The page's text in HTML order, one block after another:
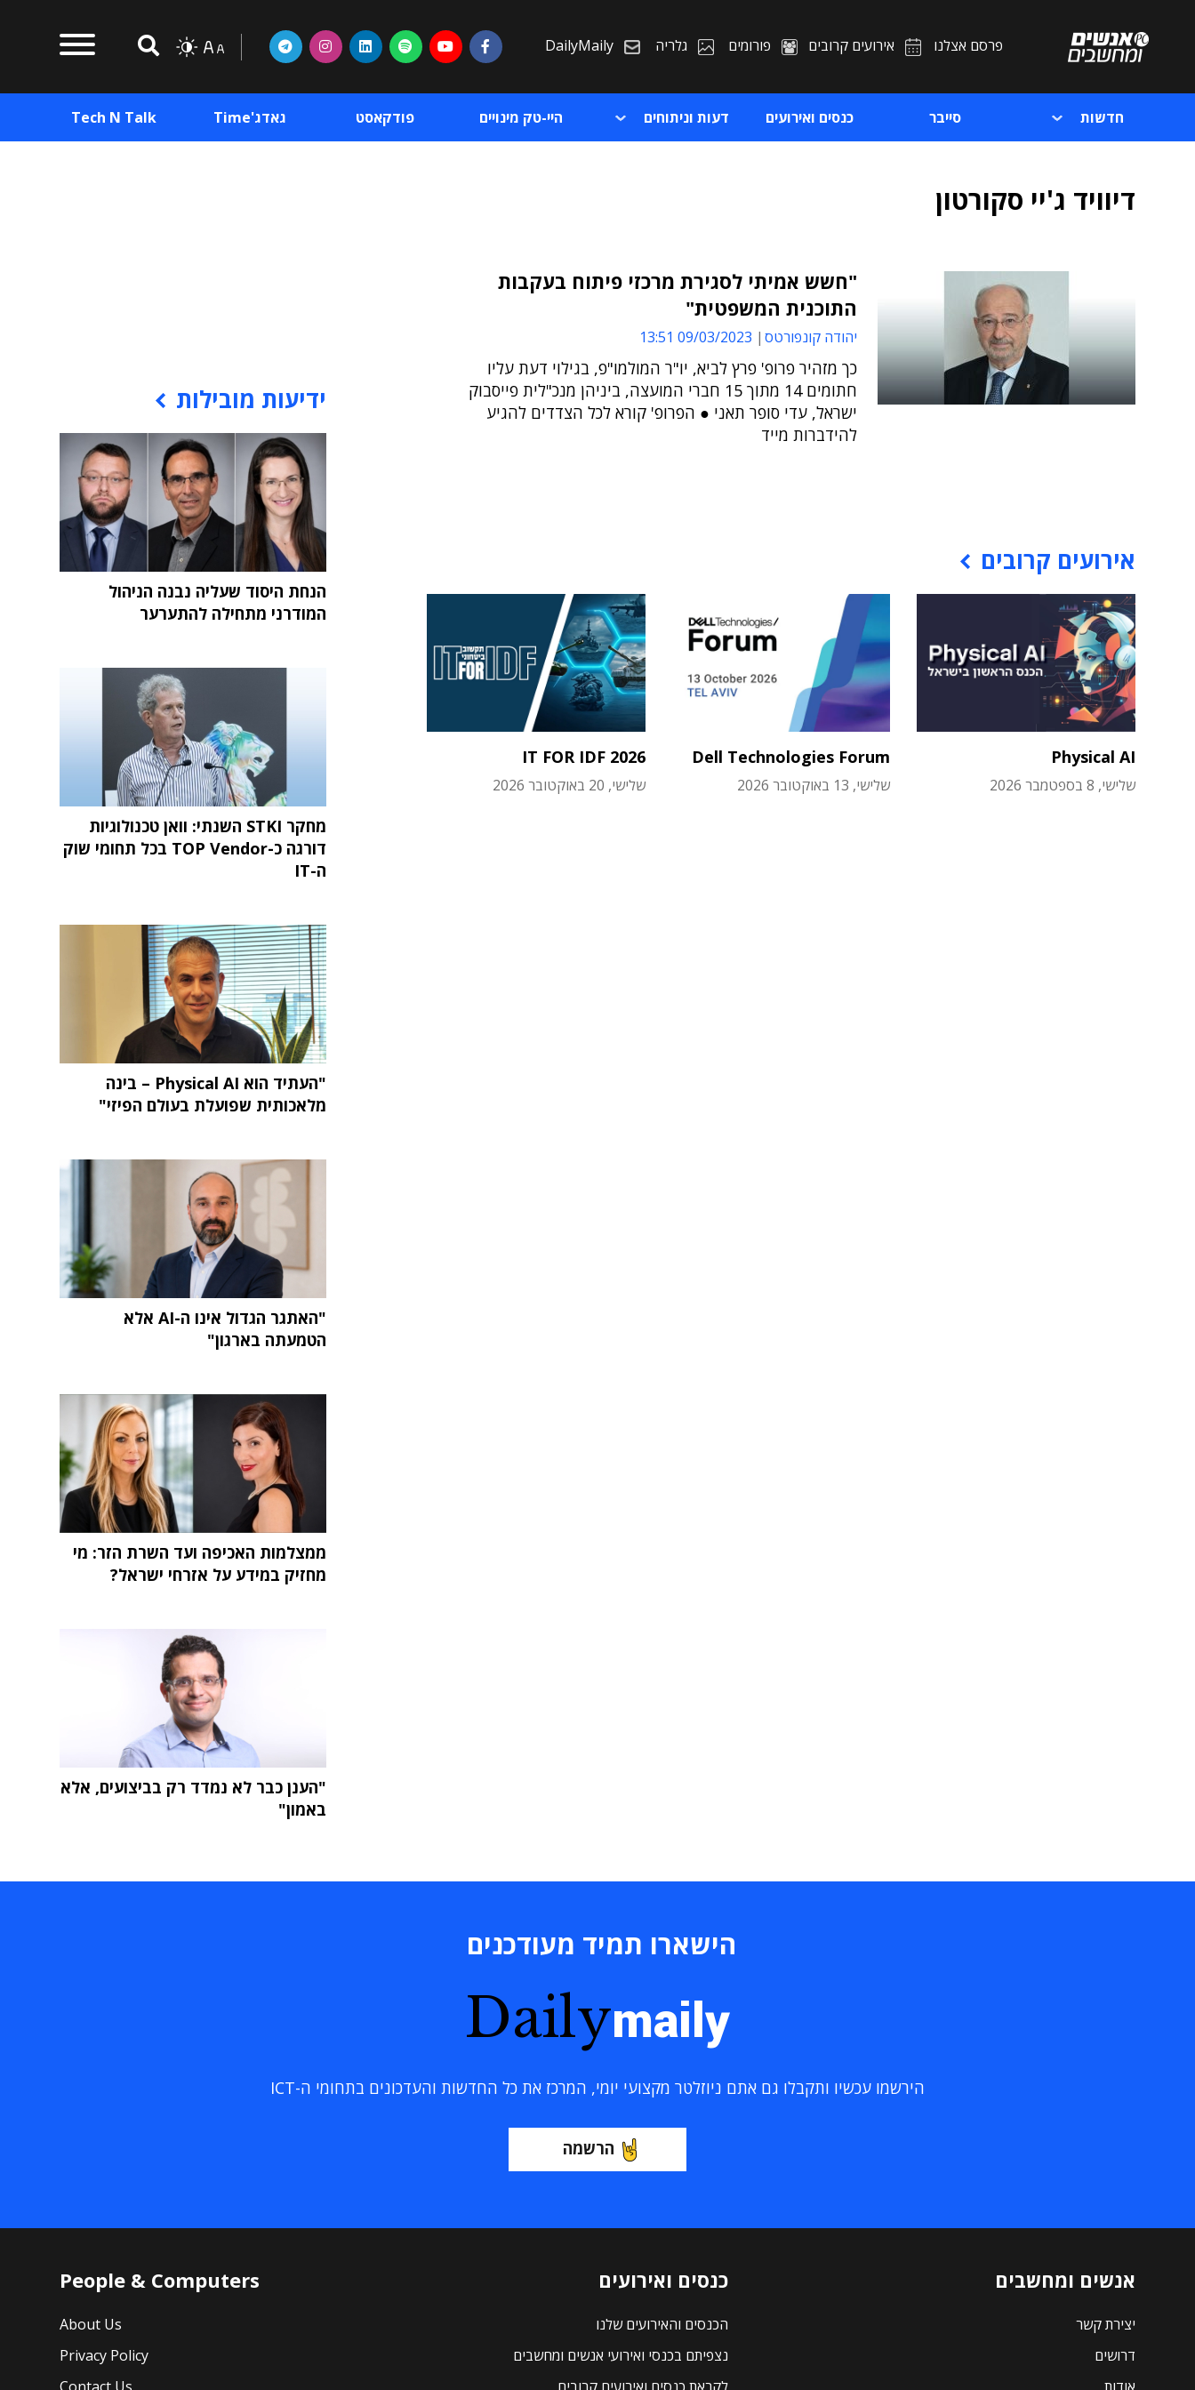
פרסם אצלנו אירועים קרובים פורומים גלריה DailyMaily
חדשות סייבר כנסים ואירועים דעות וניתוחים היי-טק מינויים פודקאסט גאדג'Time Tech N Talk
דיוויד ג'יי סקורטון
"חשש אמיתי לסגירת מרכזי פיתוח בעקבות
התוכנית המשפטית"
יהודה קונפורטס 09/03/2023 13:51
כך מזהיר פרופ' פרץ לביא, יו"ר המולמו"פ, בגילוי דעת עליו
חתומים 14 מתוך 15 חברי המועצה, ביניהן מנכ"לית פייסבוק
ישראל, עדי סופר תאני ● הפרופ' קורא לכל הצדדים להגיע
להידברות מייד
אירועים קרובים
Physical AI
שלישי, 8 בספטמבר 2026
Dell Technologies Forum
שלישי, 13 באוקטובר 2026
IT FOR IDF 2026
שלישי, 20 באוקטובר 2026
ידיעות מובילות
הנחת היסוד שעליה נבנה הניהול
המודרני מתחילה להתערער
מחקר STKI השנתי: וואן טכנולוגיות
דורגה כ-TOP Vendor בכל תחומי שוק
ה-IT
"העתיד הוא Physical AI – בינה
מלאכותית שפועלת בעולם הפיזי"
"האתגר הגדול אינו ה-AI אלא
הטמעתה בארגון"
ממצלמות האכיפה ועד השרת הזר: מי
מחזיק במידע על אזרחי ישראל?
"הענן כבר לא נמדד רק בביצועים, אלא
באמון"
הישארו תמיד מעודכנים
Dailymaily
הירשמו עכשיו ותקבלו גם אתם ניוזלטר מקצועי יומי, המרכז את כל החדשות והעדכונים בתחומי ה-ICT
הרשמה
אנשים ומחשבים
יצירת קשר
דרושים
כנסים ואירועים
הכנסים והאירועים שלנו
נצפיתם בכנסי ואירועי אנשים ומחשבים
People & Computers
About Us
Privacy Policy